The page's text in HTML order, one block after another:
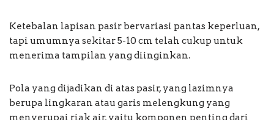
Ketebalan lapisan pasir bervariasi pantas keperluan,
tapi umumnya sekitar 5-10 cm telah cukup untuk
menerima tampilan yang diinginkan.
Pola yang dijadikan di atas pasir, yang lazimnya
berupa lingkaran atau garis melengkung yang
menyerupai riak air, yaitu komponen penting dari